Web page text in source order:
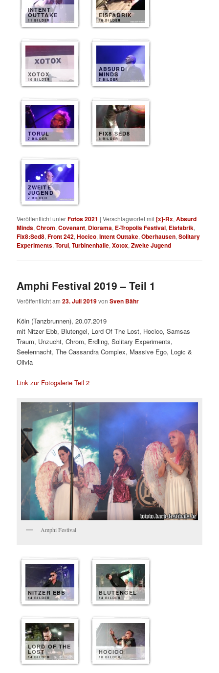
INTENT
OUTTAKE
11 BILDER
EISFABRIK
10 BILDER
XOTOX
10 BILDER
ABSURD
MINDS
7 BILDER
TORUL
7 BILDER
FIX8 SED8
8 BILDER
ZWEITE
JUGEND
7 BILDER
Veröffentlicht unterFotos 2021 |Verschlagwortet mit[x]-Rx,Absurd
Minds,Chrom,Covenant, Diorama, E-Tropolis Festival, Eisfabrik,
Fix8:Sed8,Front 242,Hocico,Intent Outtake,Oberhausen,Solitary
Experiments,Torul,Turbinenhalle,Xotox,Zweite Jugend
Amphi Festival 2019 – Teil 1
Veröffentlicht am23. Juli 2019vonSven Bähr
Köln (Tanzbrunnen), 20.07.2019
mit Nitzer Ebb, Blutengel, Lord Of The Lost, Hocico, Samsas
Traum, Unzucht, Chrom, Erdling, Solitary Experiments,
Seelennacht, The Cassandra Complex, Massive Ego, Logic &
Olivia
Link zur Fotogalerie Teil 2
Amphi Festival
NITZER EBB
14 BILDER
BLUTENGEL
14 BILDER
LORD OF THE
LOST
14 BILDER
HOCICO
10 BILDER